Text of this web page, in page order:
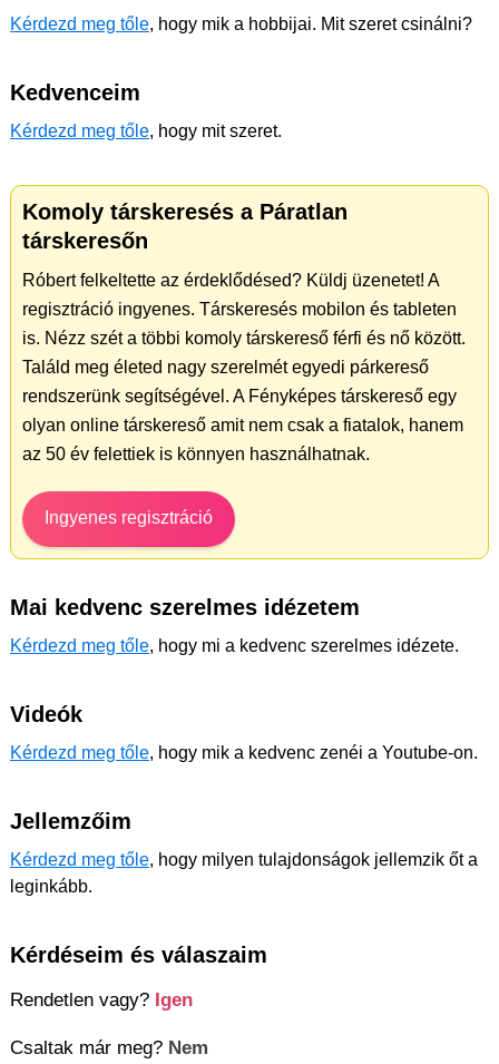
Kérdezd meg tőle, hogy mik a hobbijai. Mit szeret csinálni?
Kedvenceim
Kérdezd meg tőle, hogy mit szeret.
Komoly társkeresés a Páratlan
társkeresőn
Róbert felkeltette az érdeklődésed? Küldj üzenetet! A
regisztráció ingyenes. Társkeresés mobilon és tableten
is. Nézz szét a többi komoly társkereső férfi és nő között.
Találd meg életed nagy szerelmét egyedi párkereső
rendszerünk segítségével. A Fényképes társkereső egy
olyan online társkereső amit nem csak a fiatalok, hanem
az 50 év felettiek is könnyen használhatnak.
Ingyenes regisztráció
Mai kedvenc szerelmes idézetem
Kérdezd meg tőle, hogy mi a kedvenc szerelmes idézete.
Videók
Kérdezd meg tőle, hogy mik a kedvenc zenéi a Youtube-on.
Jellemzőim
Kérdezd meg tőle, hogy milyen tulajdonságok jellemzik őt a
leginkább.
Kérdéseim és válaszaim
Rendetlen vagy? Igen
Csaltak már meg? Nem